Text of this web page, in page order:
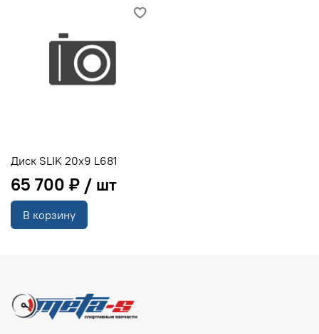
Диск SLIK 20x9 L681
65 700 ₽
В корзину